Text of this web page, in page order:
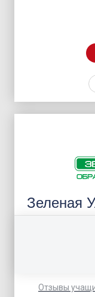
Зеленая
Отзывы